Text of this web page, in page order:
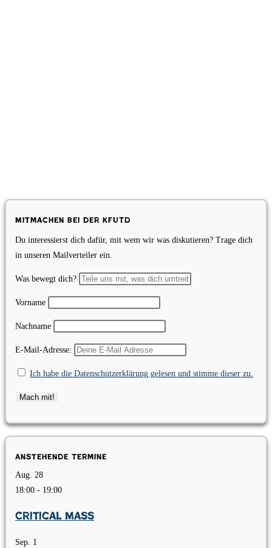
Mitmachen bei der KfUTD
Du interessierst dich dafür, mit wem wir was diskutieren? Trage dich
in unseren Mailverteiler ein.
Was bewegt dich?
Vorname
Nachname
E-Mail-Adresse:
Ich habe die Datenschutzerklärung gelesen und stimme dieser zu.
Anstehende Termine
Aug. 28
18:00 - 19:00
Critical Mass
Sep. 1